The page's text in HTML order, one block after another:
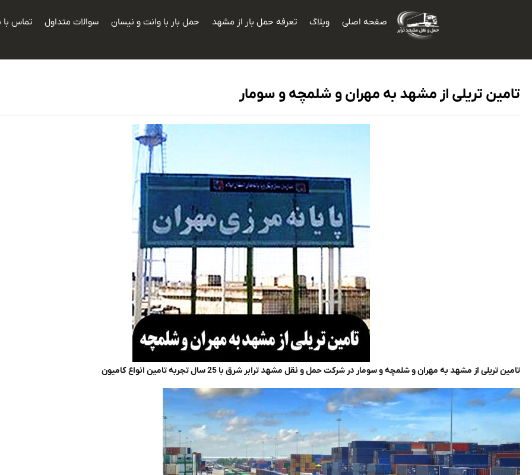
صفحه اصلی وبلاگ تعرفه حمل بار از مشهد حمل بار با وانت و نیسان سوالات متداول تماس با
تامین تریلی از مشهد به مهران و شلمچه و سومار
تامین تریلی از مشهد به مهران و شلمچه و سومار در شرکت حمل و نقل مشهد ترابر شرق با 25 سال تجربه تامین انواع کامیون